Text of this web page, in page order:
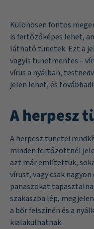
Különösen fontos
is fertőzőképes lehet,
látható tünetek. Ezt a
vagyis tünetmentes –
vírus a nyálban,
jelen lehet, és
A herpesz
A herpesz tünetei
minden fertőzöttnél
azt már említettük,
vírust, vagy csak
panaszokat
szakaszba lép,
a bőr felszínén és a
kialakulhatnak.